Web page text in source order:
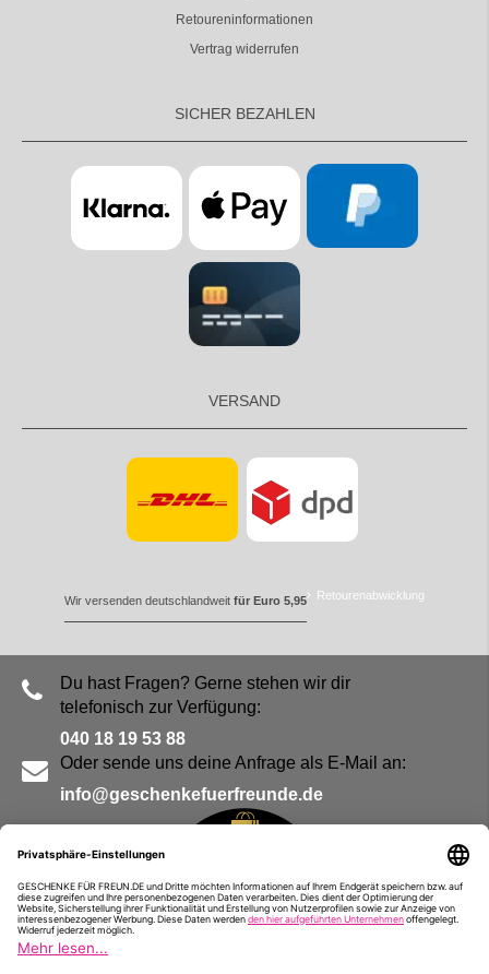
Retoureninformationen
Vertrag widerrufen
SICHER BEZAHLEN
VERSAND
Wir versenden deutschlandweit für Euro 5,95 Retourenabwicklung
Du hast Fragen? Gerne stehen wir dir
telefonisch zur Verfügung:
040 18 19 53 88
Oder sende uns deine Anfrage als E-Mail an:
info@geschenkefuerfreunde.de